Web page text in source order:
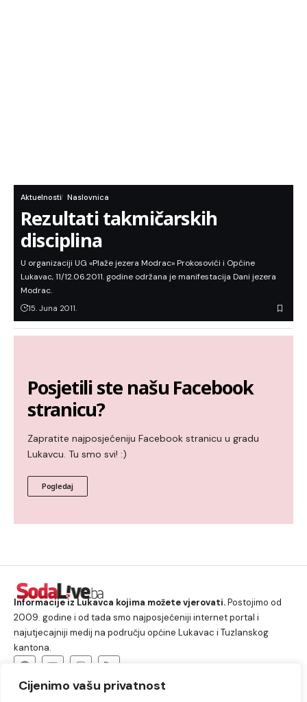
Cijenimo vašu privatnost
Aktuelnosti Naslovnica
Rezultati takmičarskih
disciplina
U organizaciji UG «Plaže jezera Modrac» Prokosovići i Općine
Lukavac, 11/12.06.2011. godine održana je manifestacija Dani jezera
Modrac.
15. Juna 2011.
Posjetili ste našu Facebook
stranicu?
Zapratite najposjećeniju Facebook stranicu u gradu
Lukavcu. Tu smo svi! :)
Pogledaj
Informacije iz Lukavca kojima možete vjerovati.Postojimo od
2009. godine i od tada smo najposjećeniji internet portal i
najutjecajniji medij na području općine Lukavac i Tuzlanskog
kantona.